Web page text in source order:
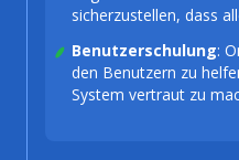
sicherzustellen, dass
Benutzerschulung:
den Benutzern zu
System vertraut zu